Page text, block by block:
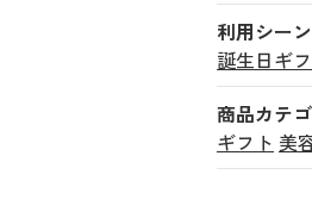
利用シーン
誕生日ギ
商品カテ
ギフト 美